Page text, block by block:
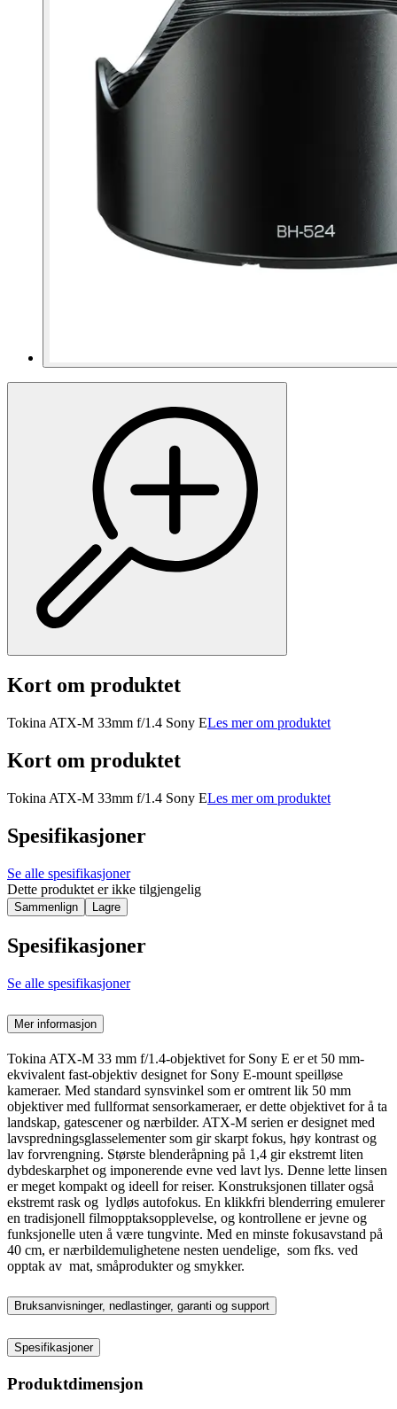
Kort om produktet
Tokina ATX-M 33mm f/1.4 Sony ELes mer om produktet
Kort om produktet
Tokina ATX-M 33mm f/1.4 Sony ELes mer om produktet
Spesifikasjoner
Se alle spesifikasjoner
Dette produktet er ikke tilgjengelig
Sammenlign Lagre
Spesifikasjoner
Se alle spesifikasjoner
Mer informasjon
Tokina ATX-M 33 mm f/1.4-objektivet for Sony E er et 50 mm-
ekvivalent fast-objektiv designet for Sony E-mount speilløse
kameraer. Med standard synsvinkel som er omtrent lik 50 mm
objektiver med fullformat sensorkameraer, er dette objektivet for å ta
landskap, gatescener og nærbilder. ATX-M serien er designet med
lavspredningsglasselementer som gir skarpt fokus, høy kontrast og
lav forvrengning. Største blenderåpning på 1,4 gir ekstremt liten
dybdeskarphet og imponerende evne ved lavt lys. Denne lette linsen
er meget kompakt og ideell for reiser. Konstruksjonen tillater også
ekstremt rask og lydløs autofokus. En klikkfri blenderring emulerer
en tradisjonell filmopptaksopplevelse, og kontrollene er jevne og
funksjonelle uten å være tungvinte. Med en minste fokusavstand på
40 cm, er nærbildemulighetene nesten uendelige, som fks. ved
opptak av mat, småprodukter og smykker.
Bruksanvisninger, nedlastinger, garanti og support
Spesifikasjoner
Produktdimensjon